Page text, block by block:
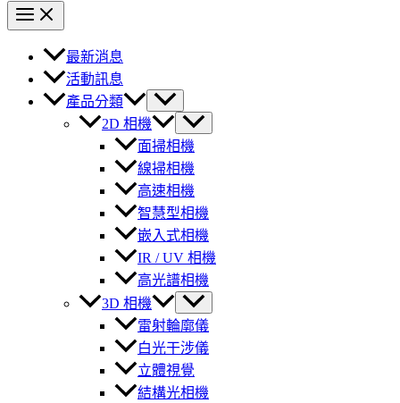
最新消息
活動訊息
產品分類
2D 相機
面掃相機
線掃相機
高速相機
智慧型相機
嵌入式相機
IR / UV 相機
高光譜相機
3D 相機
雷射輪廓儀
白光干涉儀
立體視覺
結構光相機